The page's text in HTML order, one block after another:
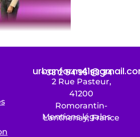
+33 2 54 96 93 34
2 Rue Pasteur,
41200
Romorantin-
Lanthenay, France
Mentions légales